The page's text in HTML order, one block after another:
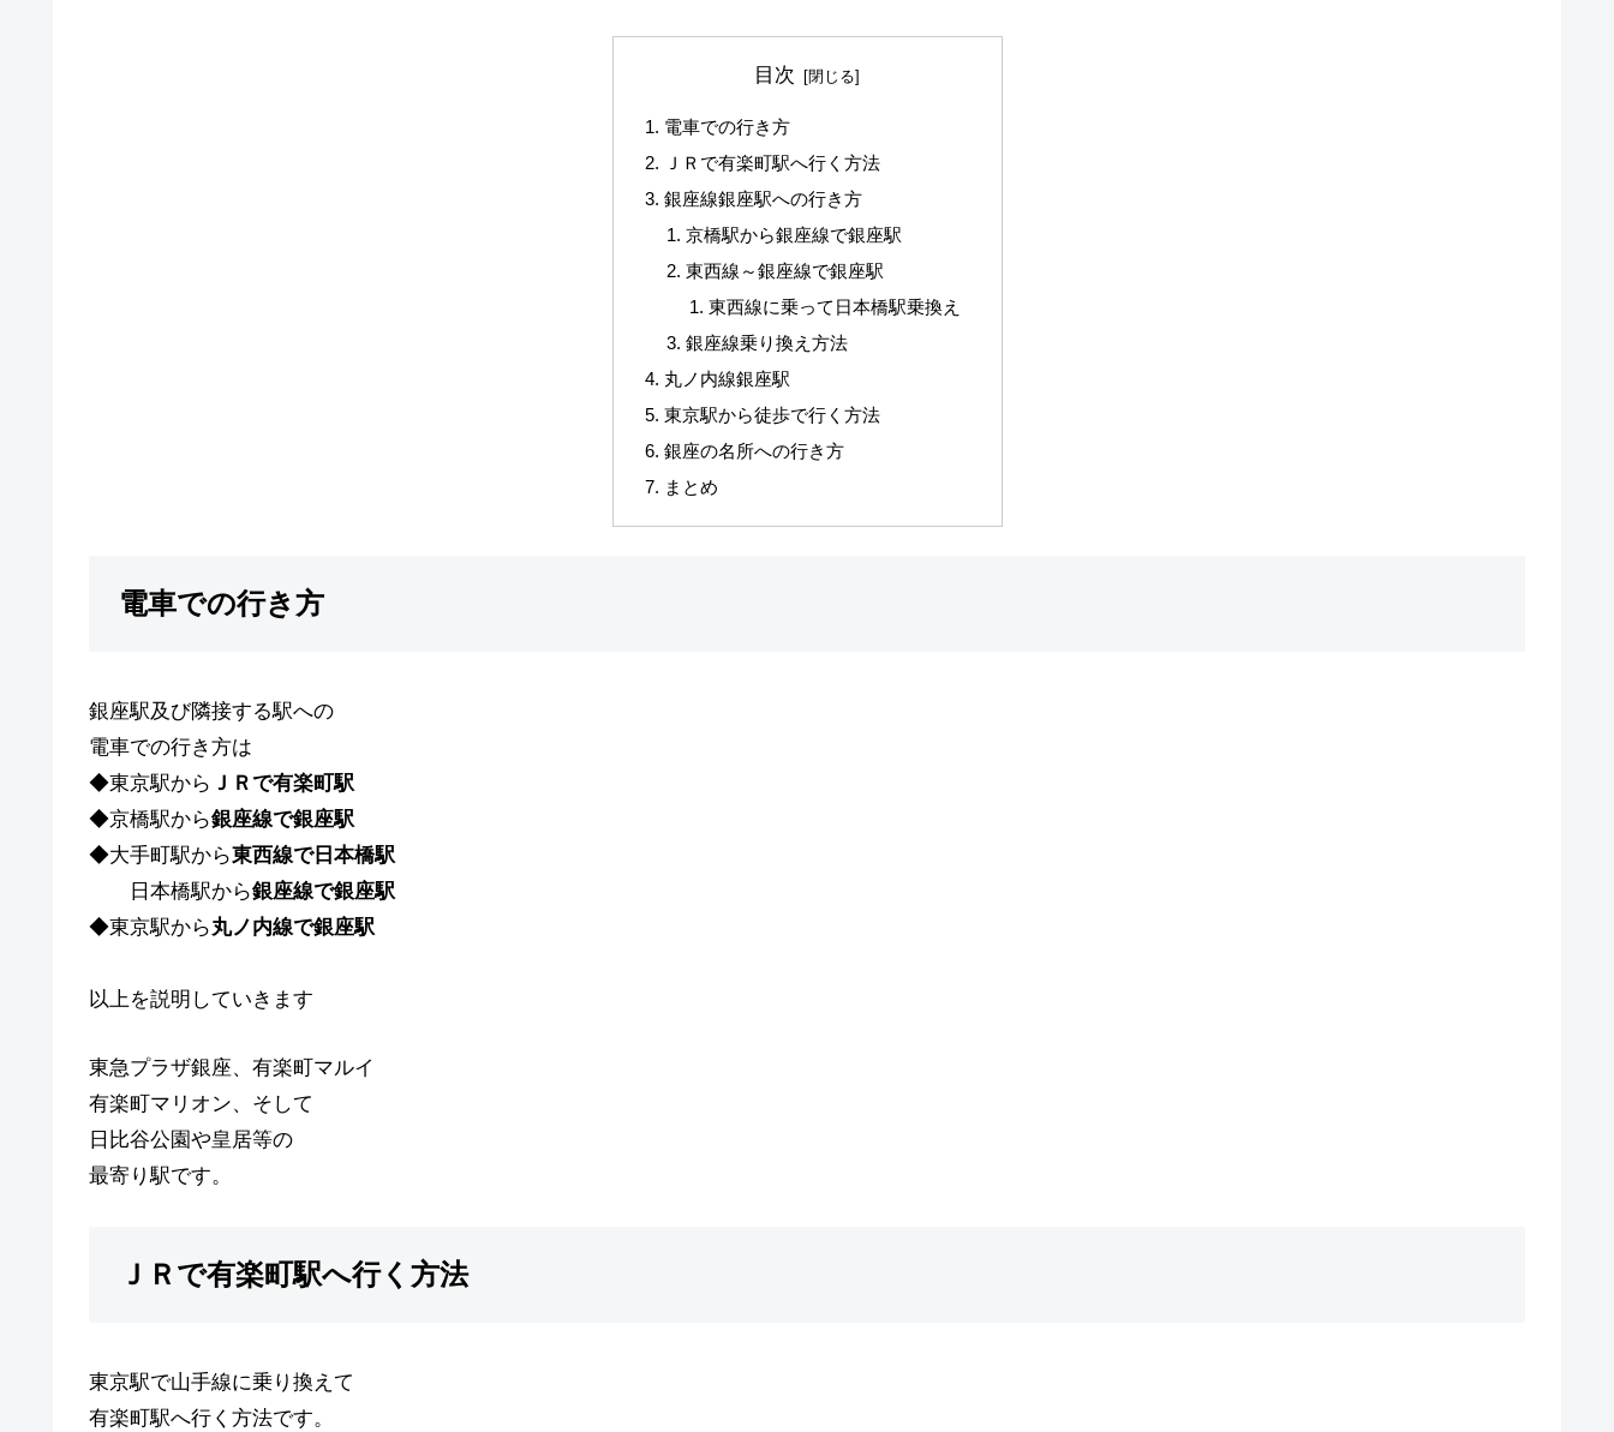
目次
電車での行き方
ＪＲで有楽町駅へ行く方法
銀座線銀座駅への行き方
京橋駅から銀座線で銀座駅
東西線～銀座線で銀座駅
東西線に乗って日本橋駅乗換え
銀座線乗り換え方法
丸ノ内線銀座駅
東京駅から徒歩で行く方法
銀座の名所への行き方
まとめ
電車での行き方
銀座駅及び隣接する駅への
電車での行き方は
◆東京駅から ＪＲで有楽町駅
◆京橋駅から銀座線で銀座駅
◆大手町駅から東西線で日本橋駅
日本橋駅から銀座線で銀座駅
◆東京駅から丸ノ内線で銀座駅
以上を説明していきます
東急プラザ銀座、有楽町マルイ
有楽町マリオン、そして
日比谷公園や皇居等の
最寄り駅です。
ＪＲで有楽町駅へ行く方法
東京駅で山手線に乗り換えて
有楽町駅へ行く方法です。